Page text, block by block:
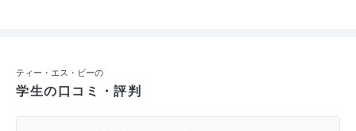
ティー・エス・ビーの
学生の口コミ・評判